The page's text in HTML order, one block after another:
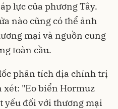
lực của phương Tây.
nào cũng có thể ảnh
mại và nguồn cung
toàn cầu.
phân tích địa chính trị
xét: "Eo biển Hormuz
yếu đối với thương mại